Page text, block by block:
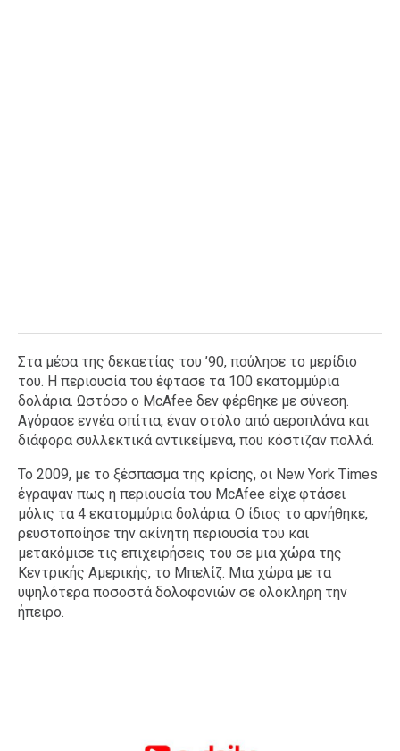
Στα μέσα της δεκαετίας του ’90, πούλησε το μερίδιο
του. Η περιουσία του έφτασε τα 100 εκατομμύρια
δολάρια. Ωστόσο ο McAfee δεν φέρθηκε με σύνεση.
Αγόρασε εννέα σπίτια, έναν στόλο από αεροπλάνα και
διάφορα συλλεκτικά αντικείμενα, που κόστιζαν πολλά.
Το 2009, με το ξέσπασμα της κρίσης, οι New York Times
έγραψαν πως η περιουσία του McAfee είχε φτάσει
μόλις τα 4 εκατομμύρια δολάρια. Ο ίδιος το αρνήθηκε,
ρευστοποίησε την ακίνητη περιουσία του και
μετακόμισε τις επιχειρήσεις του σε μια χώρα της
Κεντρικής Αμερικής, το Μπελίζ. Μια χώρα με τα
υψηλότερα ποσοστά δολοφονιών σε ολόκληρη την
ήπειρο.